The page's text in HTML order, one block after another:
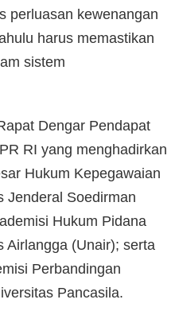
perluasan kewenangan
harus memastikan
sistem
Dengar Pendapat
RI yang menghadirkan
Hukum Kepegawaian
Jenderal Soedirman
Hukum Pidana
Airlangga (Unair); serta
Perbandingan
Pancasila.